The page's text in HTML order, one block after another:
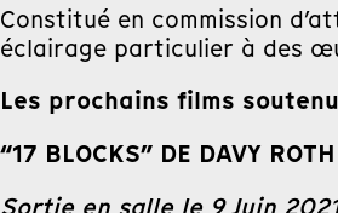
Constitué en commission
éclairage particulier à des
Les prochains films
“17 BLOCKS” DE DAVY